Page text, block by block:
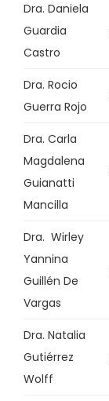
Dra. Daniela
Guardia
Castro
Dra. Rocio
Guerra Rojo
Dra. Carla
Magdalena
Guianatti
Mancilla
Dra. Wirley
Yannina
Guillén De
Vargas
Dra. Natalia
Gutiérrez
Wolff